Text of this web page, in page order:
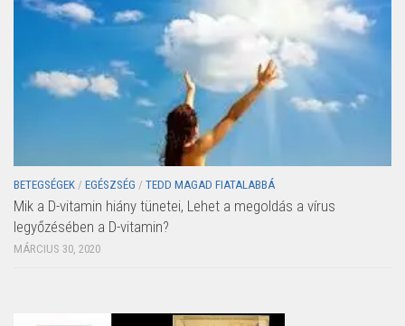
BETEGSÉGEK / EGÉSZSÉG / TEDD MAGAD FIATALABBÁ
Mik a D-vitamin hiány tünetei, Lehet a megoldás a vírus
legyőzésében a D-vitamin?
MÁRCIUS 30, 2020